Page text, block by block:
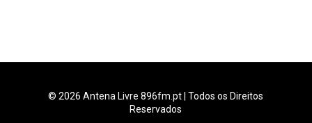
© 2026 Antena Livre 896fm.pt | Todos os Direitos
Reservados